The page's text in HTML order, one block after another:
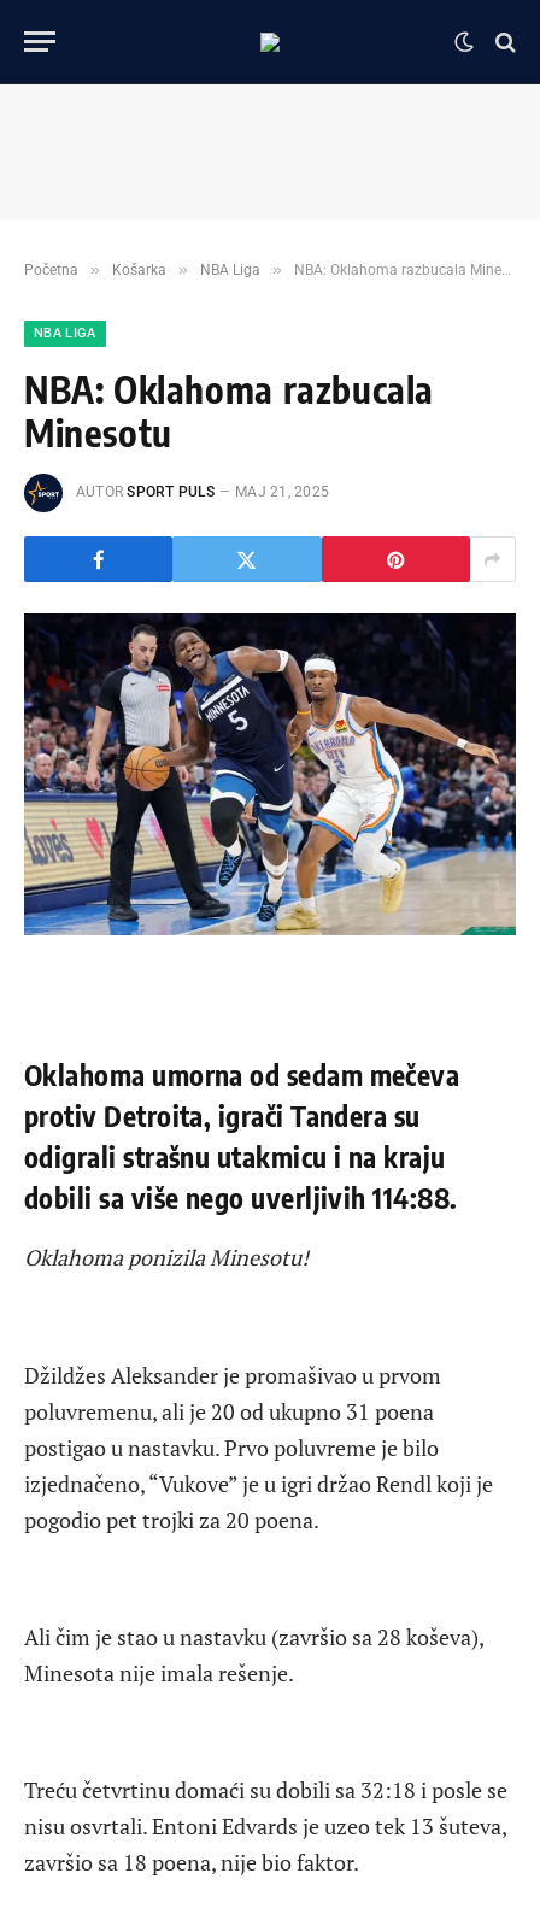
Početna » Košarka » NBA Liga » NBA: Oklahoma razbucala Minesotu
NBA LIGA
NBA: Oklahoma razbucala
Minesotu
AUTOR SPORT PULS МАЈ 21, 2025
Oklahoma umorna od sedam mečeva
protiv Detroita, igrači Tandera su
odigrali strašnu utakmicu i na kraju
dobili sa više nego uverljivih 114:88.
Oklahoma ponizila Minesotu!
Džildžes Aleksander je promašivao u prvom
poluvremenu, ali je 20 od ukupno 31 poena
postigao u nastavku. Prvo poluvreme je bilo
izjednačeno, “Vukove” je u igri držao Rendl koji je
pogodio pet trojki za 20 poena.
Ali čim je stao u nastavku (završio sa 28 koševa),
Minesota nije imala rešenje.
Treću četvrtinu domaći su dobili sa 32:18 i posle se
nisu osvrtali. Entoni Edvards je uzeo tek 13 šuteva,
završio sa 18 poena, nije bio faktor.